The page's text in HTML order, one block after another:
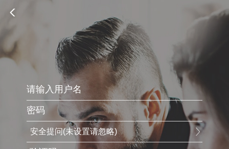
安全提问(未设置请忽略)